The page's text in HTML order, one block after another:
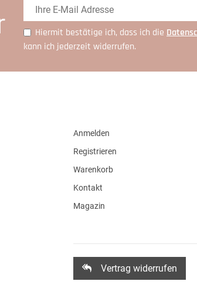
Hiermit bestätige ich, dass ich die
kann ich jederzeit widerrufen.
Anmelden
Registrieren
Warenkorb
Kontakt
Magazin
Vertrag widerrufen